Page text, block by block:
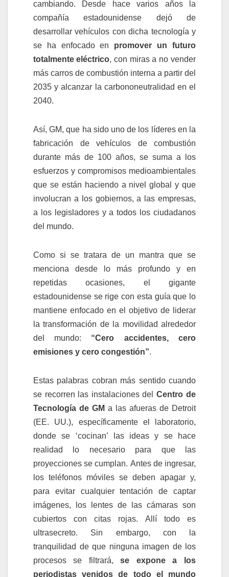
cambiando.
Desde hace varios años la
compañía estadounidense dejó de
desarrollar vehículos con dicha tecnología y
se ha enfocado en promover un futuro
totalmente eléctrico, con miras a no vender
más carros de combustión interna a partir del
2035 y alcanzar la carbononeutralidad en el
2040.
Así, GM, que ha sido uno de los líderes en la
fabricación de vehículos de combustión
durante más de 100 años, se suma a los
esfuerzos y compromisos medioambientales
que se están haciendo a nivel global y que
involucran a los gobiernos, a las empresas,
a los legisladores y a todos los ciudadanos
del mundo.
Como si se tratara de un mantra que se
menciona desde lo más profundo y en
repetidas ocasiones, el gigante
estadounidense se rige con esta guía que lo
mantiene enfocado en el objetivo de liderar
la transformación de la movilidad alrededor
del mundo: “Cero accidentes, cero
emisiones y cero congestión”.
Estas palabras cobran más sentido cuando
se recorren las instalaciones del Centro de
Tecnología de GM a las afueras de Detroit
(EE. UU.), específicamente el laboratorio,
donde se ‘cocinan’ las ideas y se hace
realidad lo necesario para que las
proyecciones se cumplan. Antes de ingresar,
los teléfonos móviles se deben apagar y,
para evitar cualquier tentación de captar
imágenes, los lentes de las cámaras son
cubiertos con citas rojas. Allí todo es
ultrasecreto. Sin embargo, con la
tranquilidad de que ninguna imagen de los
procesos se filtrará, se expone a los
periodistas venidos de todo el mundo